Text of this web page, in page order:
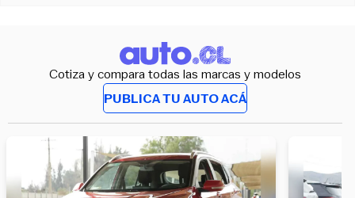
Cotiza y compara todas las marcas y modelos
PUBLICA TU AUTO ACÁ